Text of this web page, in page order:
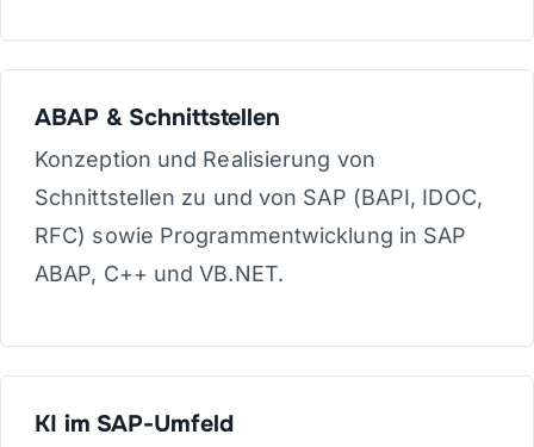
ABAP & Schnittstellen
Konzeption und Realisierung von
Schnittstellen zu und von SAP (BAPI, IDOC,
RFC) sowie Programmentwicklung in SAP
ABAP, C++ und VB.NET.
KI im SAP-Umfeld